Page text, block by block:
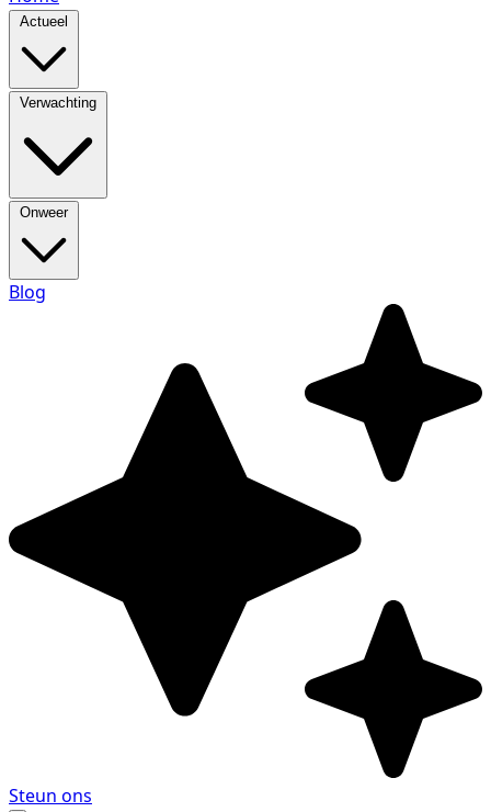
Actueel
Verwachting
Onweer
Blog
Steun ons